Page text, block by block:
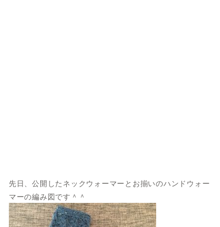
先日、公開したネックウォーマーとお揃いのハンドウォー
マーの編み図です＾＾